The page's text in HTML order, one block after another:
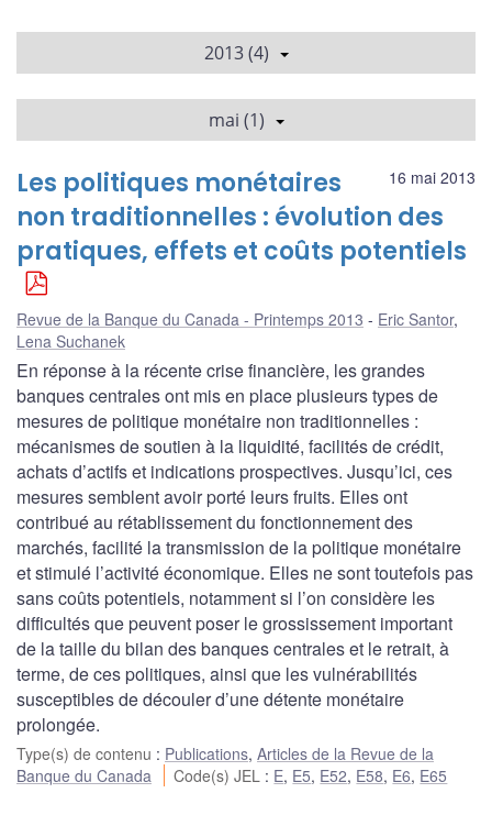
2013 (4)
mai (1)
16 mai 2013
Les politiques monétaires
non traditionnelles : évolution des
pratiques, effets et coûts potentiels
Revue de la Banque du Canada - Printemps 2013 Eric Santor,
Lena Suchanek
En réponse à la récente crise financière, les grandes
banques centrales ont mis en place plusieurs types de
mesures de politique monétaire non traditionnelles :
mécanismes de soutien à la liquidité, facilités de crédit,
achats d’actifs et indications prospectives. Jusqu’ici, ces
mesures semblent avoir porté leurs fruits. Elles ont
contribué au rétablissement du fonctionnement des
marchés, facilité la transmission de la politique monétaire
et stimulé l’activité économique. Elles ne sont toutefois pas
sans coûts potentiels, notamment si l’on considère les
difficultés que peuvent poser le grossissement important
de la taille du bilan des banques centrales et le retrait, à
terme, de ces politiques, ainsi que les vulnérabilités
susceptibles de découler d’une détente monétaire
prolongée.
Type(s) de contenu : Publications, Articles de la Revue de la
Banque du Canada
Code(s) JEL : E, E5, E52, E58, E6, E65